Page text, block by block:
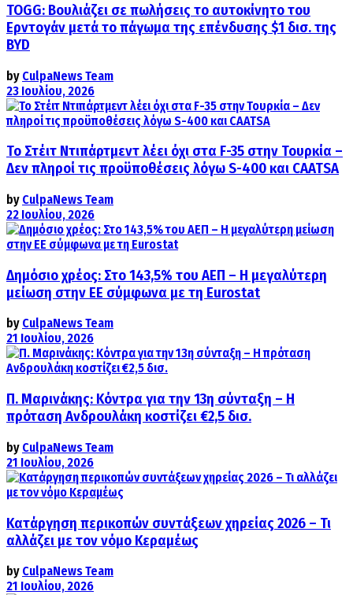
TOGG: Βουλιάζει σε πωλήσεις το αυτοκίνητο του
Ερντογάν μετά το πάγωμα της επένδυσης $1 δισ. της
BYD
by CulpaNews Team
23 Ιουλίου, 2026
Το Στέιτ Ντιπάρτμεντ λέει όχι στα F-35 στην Τουρκία –
Δεν πληροί τις προϋποθέσεις λόγω S-400 και CAATSA
by CulpaNews Team
22 Ιουλίου, 2026
Δημόσιο χρέος: Στο 143,5% του ΑΕΠ – Η μεγαλύτερη
μείωση στην ΕΕ σύμφωνα με τη Eurostat
by CulpaNews Team
21 Ιουλίου, 2026
Π. Μαρινάκης: Κόντρα για την 13η σύνταξη – Η
πρόταση Ανδρουλάκη κοστίζει €2,5 δισ.
by CulpaNews Team
21 Ιουλίου, 2026
Κατάργηση περικοπών συντάξεων χηρείας 2026 – Τι
αλλάζει με τον νόμο Κεραμέως
by CulpaNews Team
21 Ιουλίου, 2026